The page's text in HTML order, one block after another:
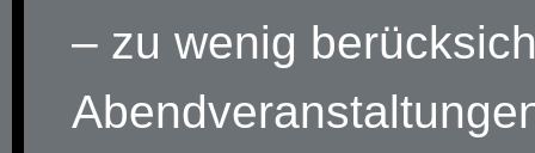
– zu wenig